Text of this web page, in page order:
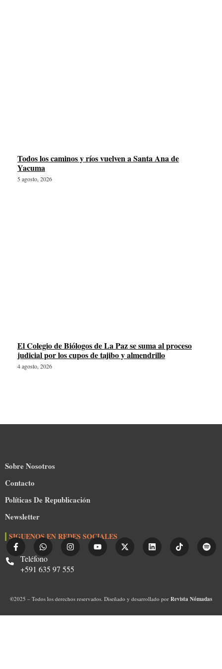
Todos los caminos y ríos vuelven a Santa Ana de
Yacuma
5 agosto, 2026
El Colegio de Biólogos de La Paz se suma al proceso
judicial por los cupos de tajibo y almendrillo
4 agosto, 2026
Sobre Nosotros
Contacto
Políticas De Republicación
Newsletter
SIGUENOS EN REDES SOCIALES
Teléfono
+591 635 97 555
©2025 – Todos los derechos reservados. Diseñado y desarrollado por Revista Nómadas